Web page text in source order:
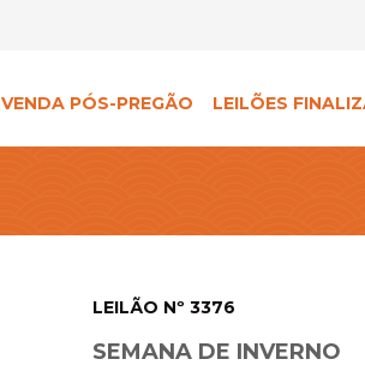
VENDA PÓS-PREGÃO LEILÕES
LEILÃO Nº 3376
SEMANA DE INVERNO